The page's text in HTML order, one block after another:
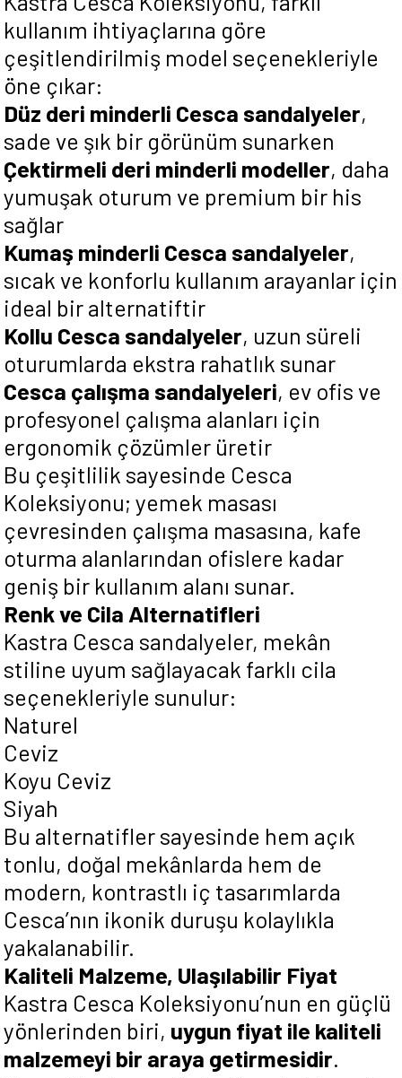
kullanım ihtiyaçlarına göre
çeşitlendirilmiş model seçenekleriyle
öne çıkar:
Düz deri minderli Cesca sandalyeler,
sade ve şık bir görünüm sunarken
Çektirmeli deri minderli modeller, daha
yumuşak oturum ve premium bir his
sağlar
Kumaş minderli Cesca sandalyeler,
sıcak ve konforlu kullanım arayanlar için
ideal bir alternatiftir
Kollu Cesca sandalyeler, uzun süreli
oturumlarda ekstra rahatlık sunar
Cesca çalışma sandalyeleri, ev ofis ve
profesyonel çalışma alanları için
ergonomik çözümler üretir
Bu çeşitlilik sayesinde Cesca
Koleksiyonu; yemek masası
çevresinden çalışma masasına, kafe
oturma alanlarından ofislere kadar
geniş bir kullanım alanı sunar.
Renk ve Cila Alternatifleri
Kastra Cesca sandalyeler, mekân
stiline uyum sağlayacak farklı cila
seçenekleriyle sunulur:
Naturel
Ceviz
Koyu Ceviz
Siyah
Bu alternatifler sayesinde hem açık
tonlu, doğal mekânlarda hem de
modern, kontrastlı iç tasarımlarda
Cesca’nın ikonik duruşu kolaylıkla
yakalanabilir.
Kaliteli Malzeme, Ulaşılabilir Fiyat
Kastra Cesca Koleksiyonu’nun en güçlü
yönlerinden biri, uygun fiyat ile kaliteli
malzemeyi bir araya getirmesidir.